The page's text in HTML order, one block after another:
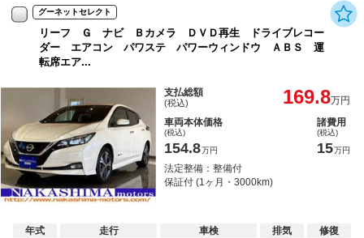
グーネットセレクト
リーフ Ｇ ナビ Ｂカメラ ＤＶＤ再生 ドライブレコー
ダー エアコン パワステ パワーウィンドウ ＡＢＳ 運
転席エア...
支払総額
(税込) 169.8万円
車両本体価格
(税込)
154.8万円
諸費用
(税込)
15万円
法定整備：整備付
保証付 (1ヶ月・3000km)
年式
走行
車検
排気
修復